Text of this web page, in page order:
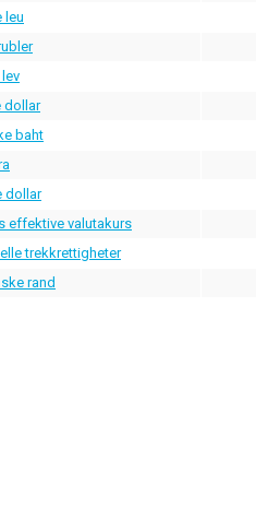
leu
dollar
baht
dollar
effektive valutakurs
trekkrettigheter
rand